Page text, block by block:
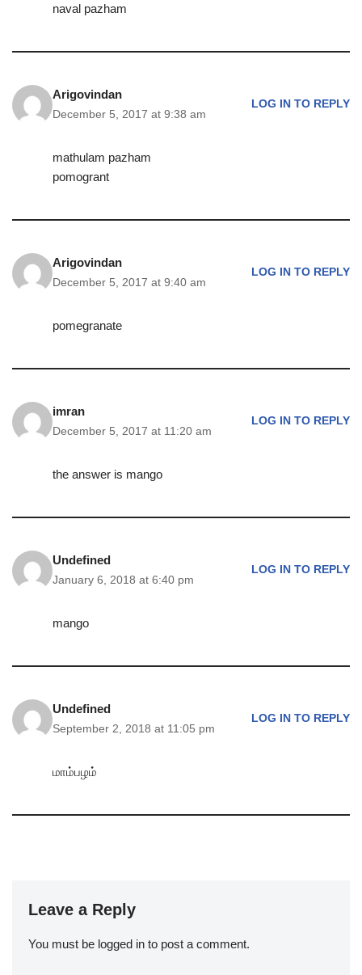
naval pazham
Arigovindan
December 5, 2017 at 9:38 am
LOG IN TO REPLY
mathulam pazham
pomogrant
Arigovindan
December 5, 2017 at 9:40 am
LOG IN TO REPLY
pomegranate
imran
December 5, 2017 at 11:20 am
LOG IN TO REPLY
the answer is mango
Undefined
January 6, 2018 at 6:40 pm
LOG IN TO REPLY
mango
Undefined
September 2, 2018 at 11:05 pm
LOG IN TO REPLY
மாம்பழம்
Leave a Reply
You must be logged in to post a comment.